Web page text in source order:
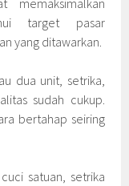
memaksimalkan
target pasar
yang ditawarkan.
dua unit, setrika,
sudah cukup.
bertahap seiring
satuan, setrika